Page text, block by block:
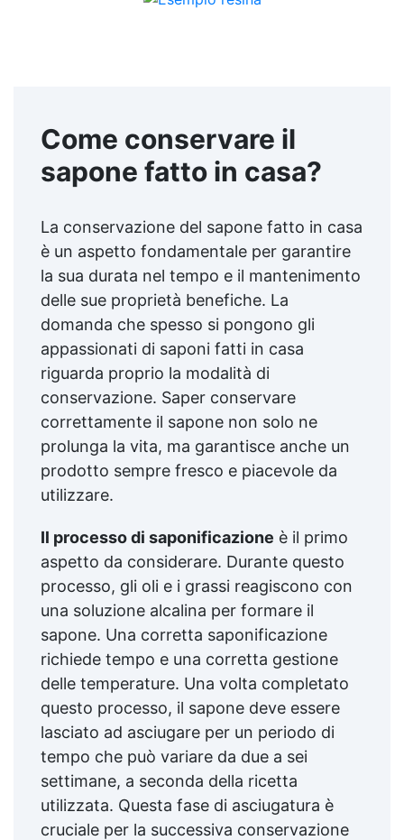
Come conservare il
sapone fatto in casa?
La conservazione del sapone fatto in casa
è un aspetto fondamentale per garantire
la sua durata nel tempo e il mantenimento
delle sue proprietà benefiche. La
domanda che spesso si pongono gli
appassionati di saponi fatti in casa
riguarda proprio la modalità di
conservazione. Saper conservare
correttamente il sapone non solo ne
prolunga la vita, ma garantisce anche un
prodotto sempre fresco e piacevole da
utilizzare.
Il processo di saponificazione è il primo
aspetto da considerare. Durante questo
processo, gli oli e i grassi reagiscono con
una soluzione alcalina per formare il
sapone. Una corretta saponificazione
richiede tempo e una corretta gestione
delle temperature. Una volta completato
questo processo, il sapone deve essere
lasciato ad asciugare per un periodo di
tempo che può variare da due a sei
settimane, a seconda della ricetta
utilizzata. Questa fase di asciugatura è
cruciale per la successiva conservazione